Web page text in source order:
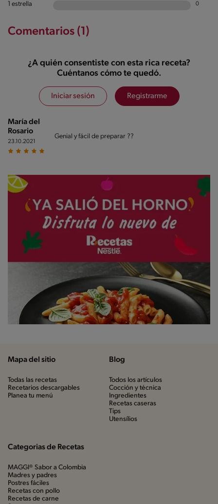
1 estrella 0
Comentarios (1)
¿A quién consentiste con esta rica receta?
Cuéntanos cómo te quedó.
Iniciar sesión Registrarme
María del
Rosario
23.10.2021
Genial y fácil de preparar ??
Mapa del sitio
Todas las recetas
Recetarios descargables
Planea tu menú
Blog
Todos los artículos
Cocción y técnica
Ingredientes
Recetas caseras
Tips
Utensílios
Categorias de Recetas
MAGGI® Sabor a Colombia
Madres y padres
Postres fáciles
Recetas con pollo
Recetas de carne